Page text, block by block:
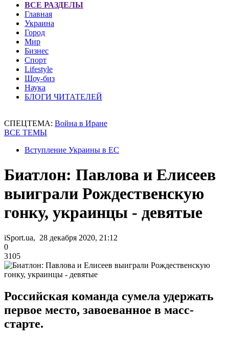
ВСЕ РАЗДЕЛЫ
Главная
Украина
Город
Мир
Бизнес
Спорт
Lifestyle
Шоу-биз
Наука
БЛОГИ ЧИТАТЕЛЕЙ
СПЕЦТЕМА: Война в Иране
ВСЕ ТЕМЫ
Вступление Украины в ЕС
Биатлон: Павлова и Елисеев
выиграли Рождественскую
гонку, украинцы - девятые
iSport.ua, 28 декабря 2020, 21:12
0
3105
Российская команда сумела удержать
первое место, завоеванное в масс-
старте.